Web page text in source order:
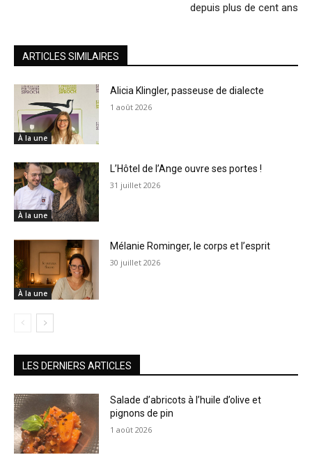
depuis plus de cent ans
ARTICLES SIMILAIRES
À la une
Alicia Klingler, passeuse de dialecte
1 août 2026
À la une
L’Hôtel de l’Ange ouvre ses portes !
31 juillet 2026
À la une
Mélanie Rominger, le corps et l’esprit
30 juillet 2026
LES DERNIERS ARTICLES
Salade d’abricots à l’huile d’olive et
pignons de pin
1 août 2026